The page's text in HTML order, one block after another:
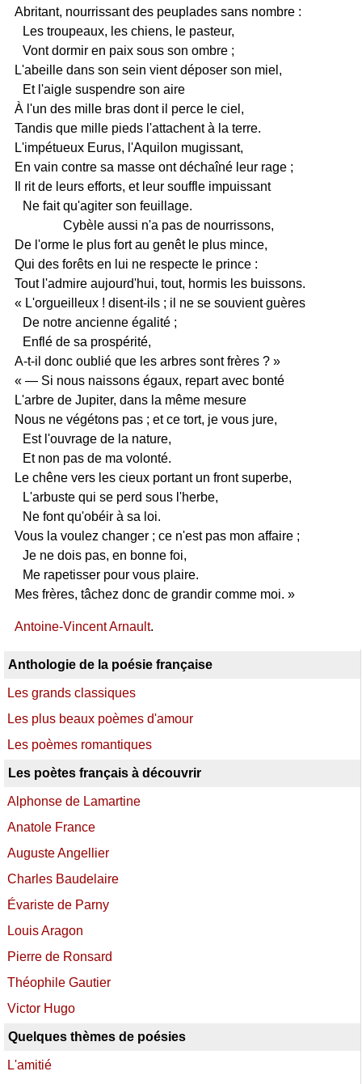
Abritant, nourrissant des peuplades sans nombre :
Les troupeaux, les chiens, le pasteur,
Vont dormir en paix sous son ombre ;
L'abeille dans son sein vient déposer son miel,
Et l'aigle suspendre son aire
À l'un des mille bras dont il perce le ciel,
Tandis que mille pieds l'attachent à la terre.
L'impétueux Eurus, l'Aquilon mugissant,
En vain contre sa masse ont déchaîné leur rage ;
Il rit de leurs efforts, et leur souffle impuissant
Ne fait qu'agiter son feuillage.
Cybèle aussi n'a pas de nourrissons,
De l'orme le plus fort au genêt le plus mince,
Qui des forêts en lui ne respecte le prince :
Tout l'admire aujourd'hui, tout, hormis les buissons.
« L'orgueilleux ! disent-ils ; il ne se souvient guères
De notre ancienne égalité ;
Enflé de sa prospérité,
A-t-il donc oublié que les arbres sont frères ? »
« — Si nous naissons égaux, repart avec bonté
L'arbre de Jupiter, dans la même mesure
Nous ne végétons pas ; et ce tort, je vous jure,
Est l'ouvrage de la nature,
Et non pas de ma volonté.
Le chêne vers les cieux portant un front superbe,
L'arbuste qui se perd sous l'herbe,
Ne font qu'obéir à sa loi.
Vous la voulez changer ; ce n'est pas mon affaire ;
Je ne dois pas, en bonne foi,
Me rapetisser pour vous plaire.
Mes frères, tâchez donc de grandir comme moi. »
Antoine-Vincent Arnault.
Anthologie de la poésie française
Les grands classiques
Les plus beaux poèmes d'amour
Les poèmes romantiques
Les poètes français à découvrir
Alphonse de Lamartine
Anatole France
Auguste Angellier
Charles Baudelaire
Évariste de Parny
Louis Aragon
Pierre de Ronsard
Théophile Gautier
Victor Hugo
Quelques thèmes de poésies
L'amitié